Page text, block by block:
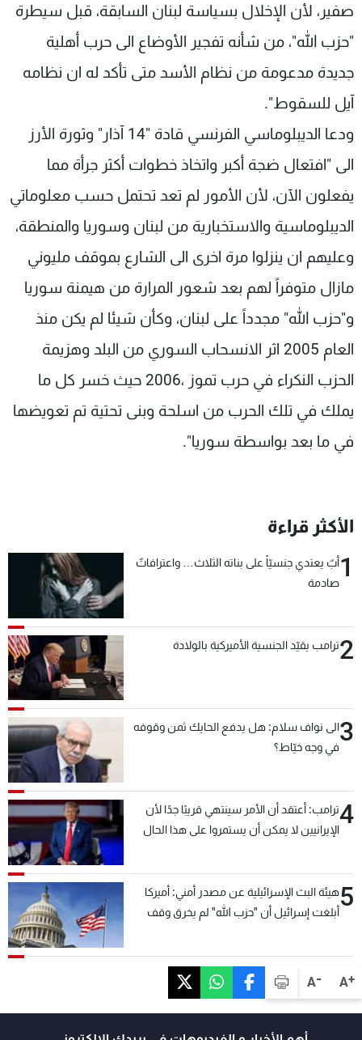
A+
A-
صفير، لأن الإخلال بسياسة لبنان السابقة، قبل سيطرة
"حزب الله"، من شأنه تفجير الأوضاع الى حرب أهلية
جديدة مدعومة من نظام الأسد متى تأكد له ان نظامه
آيل للسقوط".
ودعا الديبلوماسي الفرنسي قادة "14 آذار" وثورة الأرز
الى "افتعال ضجة أكبر واتخاذ خطوات أكثر جرأة مما
يفعلون الآن، لأن الأمور لم تعد تحتمل حسب معلوماتي
الديبلوماسية والاستخبارية من لبنان وسوريا والمنطقة،
وعليهم ان ينزلوا مرة اخرى الى الشارع بموقف مليوني
مازال متوفراً لهم بعد شعور المرارة من هيمنة سوريا
و"حزب الله" مجدداً على لبنان، وكأن شيئا لم يكن منذ
العام 2005 اثر الانسحاب السوري من البلد وهزيمة
الحزب النكراء في حرب تموز ،2006 حيث خسر كل ما
يملك في تلك الحرب من اسلحة وبنى تحتية تم تعويضها
في ما بعد بواسطة سوريا".
الأكثر قراءة
1أبٌ يعتدي جنسيّاً على بناته الثلاث… واعترافاتٌ
صادمة
2ترامب يقيّد الجنسية الأميركية بالولادة
3الى نواف سلام: هل يدفع الحايك ثمن وقوفه
في وجه خيّاط؟
4ترامب: أعتقد أن الأمر سينتهي قريبًا جدًا لأن
الإيرانيين لا يمكن أن يستمروا على هذا الحال
5هيئة البث الإسرائيلية عن مصدر أمني: أميركا
أبلغت إسرائيل أن "حزب الله" لم يخرق وقف